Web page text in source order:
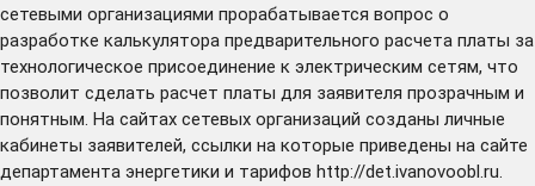
сетевыми организациями прорабатывается вопрос о
разработке калькулятора предварительного расчета платы за
технологическое присоединение к электрическим сетям, что
позволит сделать расчет платы для заявителя прозрачным и
понятным. На сайтах сетевых организаций созданы личные
кабинеты заявителей, ссылки на которые приведены на сайте
департамента энергетики и тарифов http://det.ivanovoobl.ru